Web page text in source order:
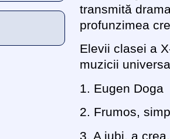
transmită
profunzimea
Elevii clasei a
muzicii
1. Eugen Doga
2. Frumos,
3. A iubi, a